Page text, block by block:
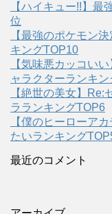
【ハイキュー!!】
位
【最強のポケモン
キングTOP10
【気味悪カッコい
ャラクターランキ
【絶世の美女】Re:
ラランキングTOP6
【僕のヒーローア
たいランキング
最近のコメント